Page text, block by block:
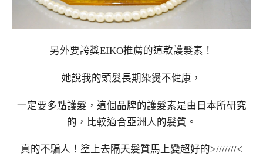
另外要誇獎EIKO推薦的這款護髮素！
她說我的頭髮長期染燙不健康，
一定要多點護髮，這個品牌的護髮素是由日本所研究
的，比較適合亞洲人的髮質。
真的不騙人！塗上去隔天髮質馬上變超好的>///////<